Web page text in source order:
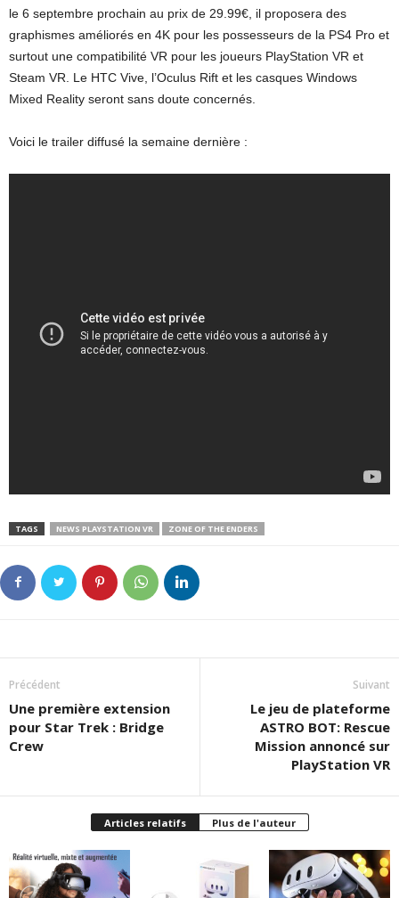
le 6 septembre prochain au prix de 29.99€, il proposera des
graphismes améliorés en 4K pour les possesseurs de la PS4 Pro et
surtout une compatibilité VR pour les joueurs PlayStation VR et
Steam VR. Le HTC Vive, l’Oculus Rift et les casques Windows
Mixed Reality seront sans doute concernés.
Voici le trailer diffusé la semaine dernière :
TAGS NEWS PLAYSTATION VR ZONE OF THE ENDERS
Précédent
Une première extension
pour Star Trek : Bridge
Crew
Suivant
Le jeu de plateforme
ASTRO BOT: Rescue
Mission annoncé sur
PlayStation VR
Articles relatifs Plus de l'auteur